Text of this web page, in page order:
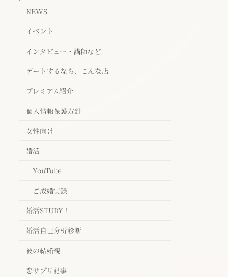
NEWS
イベント
インタビュー・講師など
デートするなら、こんな店
プレミアム紹介
個人情報保護方針
女性向け
婚活
YouTube
ご成婚実録
婚活STUDY！
婚活自己分析診断
彼の結婚観
恋サプリ記事